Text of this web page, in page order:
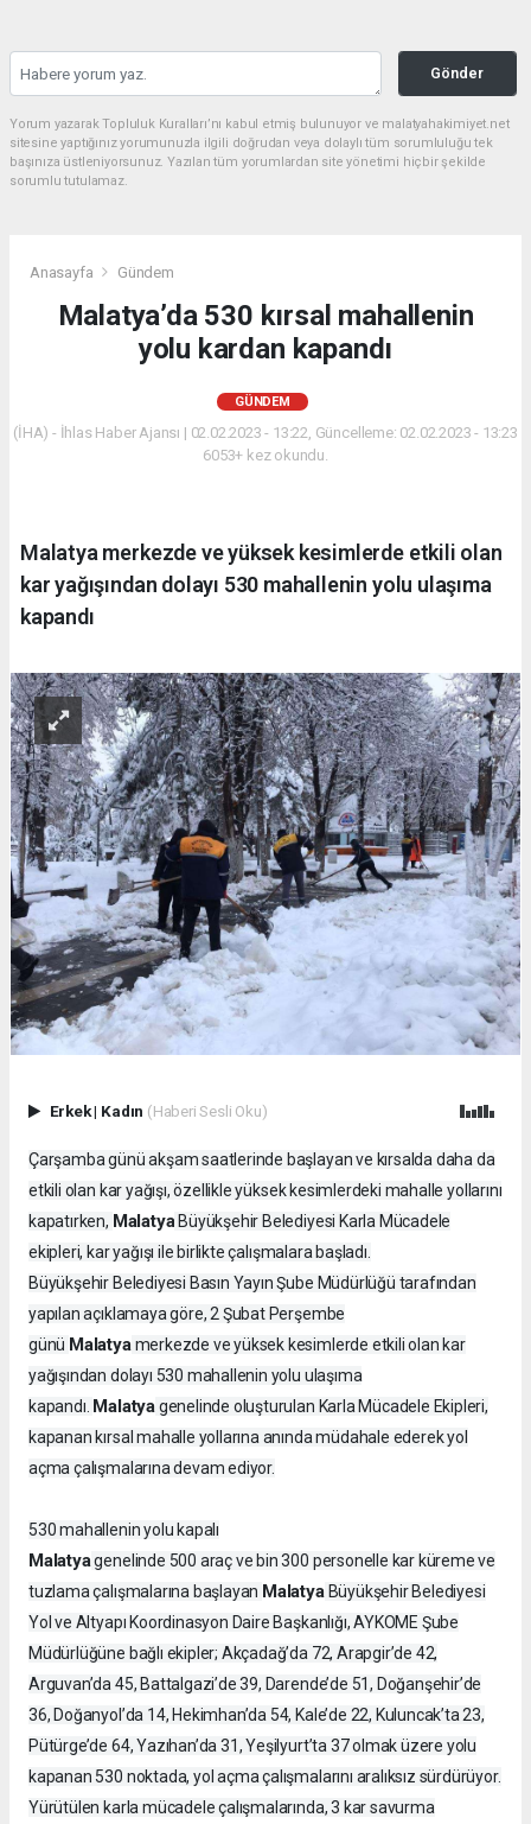
Gönder
Yorum yazarak Topluluk Kuralları’nı kabul etmiş bulunuyor ve malatyahakimiyet.net
sitesine yaptığınız yorumunuzla ilgili doğrudan veya dolaylı tüm sorumluluğu tek
başınıza üstleniyorsunuz. Yazılan tüm yorumlardan site yönetimi hiçbir şekilde
sorumlu tutulamaz.
Anasayfa Gündem
Malatya’da 530 kırsal mahallenin
yolu kardan kapandı
GÜNDEM
(İHA) - İhlas Haber Ajansı | 02.02.2023 - 13:22, Güncelleme: 02.02.2023 - 13:23
6053+ kez okundu.
Malatya merkezde ve yüksek kesimlerde etkili olan
kar yağışından dolayı 530 mahallenin yolu ulaşıma
kapandı
Erkek| Kadın (Haberi Sesli Oku)
Çarşamba günü akşam saatlerinde başlayan ve kırsalda daha da
etkili olan kar yağışı, özellikle yüksek kesimlerdeki mahalle yollarını
kapatırken, Malatya Büyükşehir Belediyesi Karla Mücadele
ekipleri, kar yağışı ile birlikte çalışmalara başladı.
Büyükşehir Belediyesi Basın Yayın Şube Müdürlüğü tarafından
yapılan açıklamaya göre, 2 Şubat Perşembe
günü Malatyamerkezde ve yüksek kesimlerde etkili olan kar
yağışından dolayı 530 mahallenin yolu ulaşıma
kapandı. Malatyagenelinde oluşturulan Karla Mücadele Ekipleri,
kapanan kırsal mahalle yollarına anında müdahale ederek yol
açma çalışmalarına devam ediyor.
530 mahallenin yolu kapalı
Malatyagenelinde 500 araç ve bin 300 personelle kar küreme ve
tuzlama çalışmalarına başlayan MalatyaBüyükşehir Belediyesi
Yol ve Altyapı Koordinasyon Daire Başkanlığı, AYKOME Şube
Müdürlüğüne bağlı ekipler; Akçadağ’da 72, Arapgir’de 42,
Arguvan’da 45, Battalgazi’de 39, Darende’de 51, Doğanşehir’de
36, Doğanyol’da 14, Hekimhan’da 54, Kale’de 22, Kuluncak’ta 23,
Pütürge’de 64, Yazıhan’da 31, Yeşilyurt’ta 37 olmak üzere yolu
kapanan 530 noktada, yol açma çalışmalarını aralıksız sürdürüyor.
Yürütülen karla mücadele çalışmalarında, 3 kar savurma